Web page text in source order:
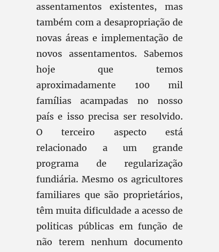
assentamentos existentes, mas
também com a desapropriação de
novas áreas e implementação de
novos assentamentos. Sabemos
hoje que temos
aproximadamente 100 mil
famílias acampadas no nosso
país e isso precisa ser resolvido.
O terceiro aspecto está
relacionado a um grande
programa de regularização
fundiária. Mesmo os agricultores
familiares que são proprietários,
têm muita dificuldade a acesso de
politicas públicas em função de
não terem nenhum documento